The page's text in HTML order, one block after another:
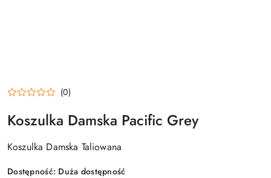
(0)
Koszulka Damska Pacific Grey
Koszulka Damska Taliowana
Dostępność: Duża dostępność